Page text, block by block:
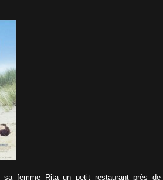
sa femme Rita un petit restaurant près de